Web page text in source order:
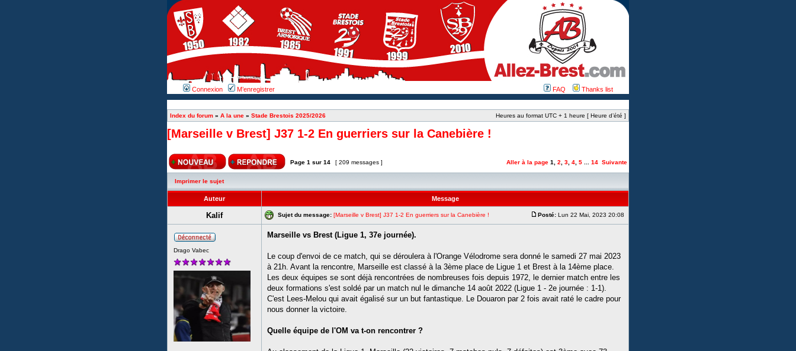
Connexion M’enregistrer FAQ Thanks list
Index du forum » A la une » Stade Brestois 2025/2026 Heures au format UTC + 1 heure [ Heure d’été ]
[Marseille v Brest] J37 1-2 En guerriers sur la Canebière !
Page 1 sur 14 [ 209 messages ] Aller à la page 1 2 3 4 5 14 Suivante
Imprimer le sujet
Auteur Message
Kalif Sujet du message: [Marseille v Brest] J37 1-2 En guerriers sur la Canebière ! Posté: Lun 22 Mai, 2023 20:08
Drago Vabec
Marseille vs Brest (Ligue 1, 37e journée).
Le coup d'envoi de ce match, qui se déroulera à l'Orange Vélodrome sera donné le samedi 27 mai 2023
à 21h. Avant la rencontre, Marseille est classé à la 3ème place de Ligue 1 et Brest à la 14ème place.
Les deux équipes se sont déjà rencontrées de nombreuses fois depuis 1972, le dernier match entre les
deux formations s'est soldé par un match nul le dimanche 14 août 2022 (Ligue 1 - 2e journée : 1-1).
C'est Lees-Melou qui avait égalisé sur un but fantastique. Le Douaron par 2 fois avait raté le cadre pour
nous donner la victoire.
Quelle équipe de l'OM va t-on rencontrer ?